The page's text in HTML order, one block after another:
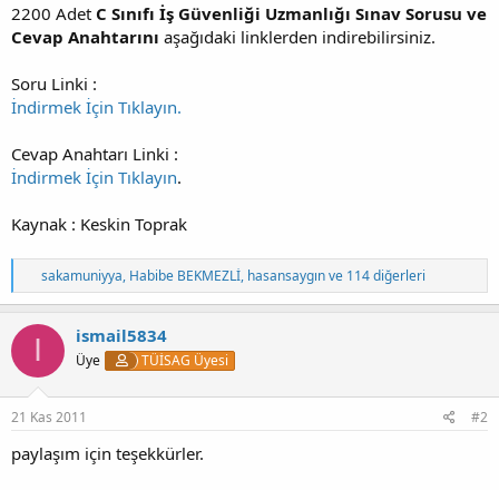
2200 Adet C Sınıfı İş Güvenliği Uzmanlığı Sınav Sorusu ve
Cevap Anahtarını aşağıdaki linklerden indirebilirsiniz.
Soru Linki :
İndirmek İçin Tıklayın.
Cevap Anahtarı Linki :
İndirmek İçin Tıklayın.
Kaynak : Keskin Toprak
T
e
p
k
e
r
:
sakamuniyya, Habibe BEKMEZLİ, hasansaygınve 114 diğerleri
I ismail5834
Üye TÜİSAG Üyesi
21 Kas 2011 #2
paylaşım için teşekkürler.